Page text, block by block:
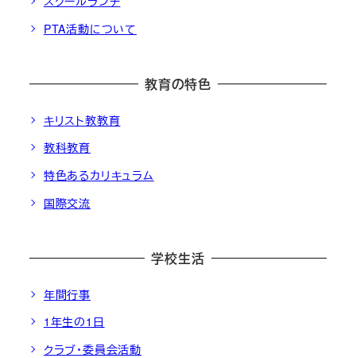
PTA活動について
教育の特色
キリスト教教育
教科教育
特色あるカリキュラム
国際交流
学校生活
年間行事
1年生の1日
クラブ・委員会活動